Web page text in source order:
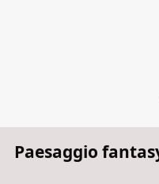
Paesaggio